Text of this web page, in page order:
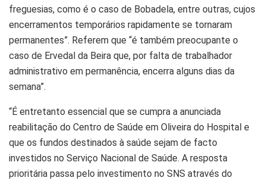
freguesias, como é o caso de Bobadela, entre outras, cujos
encerramentos temporários rapidamente se tornaram
permanentes”. Referem que “é também preocupante o
caso de Ervedal da Beira que, por falta de trabalhador
administrativo em permanência, encerra alguns dias da
semana”.
“É entretanto essencial que se cumpra a anunciada
reabilitação do Centro de Saúde em Oliveira do Hospital e
que os fundos destinados à saúde sejam de facto
investidos no Serviço Nacional de Saúde. A resposta
prioritária passa pelo investimento no SNS através do